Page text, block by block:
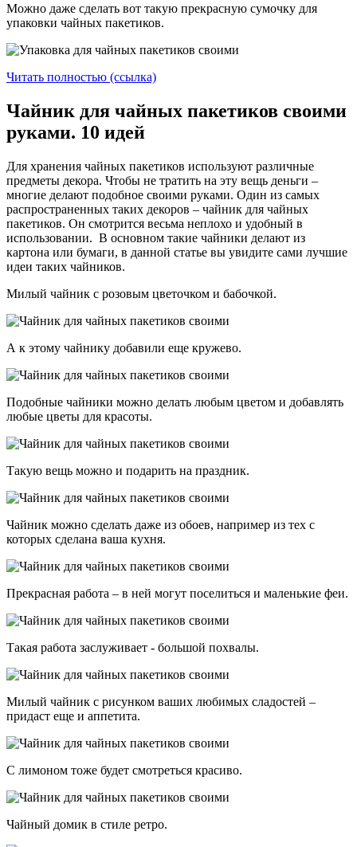
Можно даже сделать вот такую прекрасную сумочку для
упаковки чайных пакетиков.
Читать полностью (ссылка)
Чайник для чайных пакетиков своими
руками. 10 идей
Для хранения чайных пакетиков используют различные
предметы декора. Чтобы не тратить на эту вещь деньги –
многие делают подобное своими руками. Один из самых
распространенных таких декоров – чайник для чайных
пакетиков. Он смотрится весьма неплохо и удобный в
использовании. В основном такие чайники делают из
картона или бумаги, в данной статье вы увидите сами лучшие
идеи таких чайников.
Милый чайник с розовым цветочком и бабочкой.
А к этому чайнику добавили еще кружево.
Подобные чайники можно делать любым цветом и добавлять
любые цветы для красоты.
Такую вещь можно и подарить на праздник.
Чайник можно сделать даже из обоев, например из тех с
которых сделана ваша кухня.
Прекрасная работа – в ней могут поселиться и маленькие феи.
Такая работа заслуживает - большой похвалы.
Милый чайник с рисунком ваших любимых сладостей –
придаст еще и аппетита.
С лимоном тоже будет смотреться красиво.
Чайный домик в стиле ретро.